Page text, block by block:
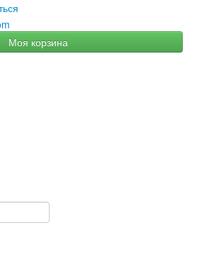
Моя корзина